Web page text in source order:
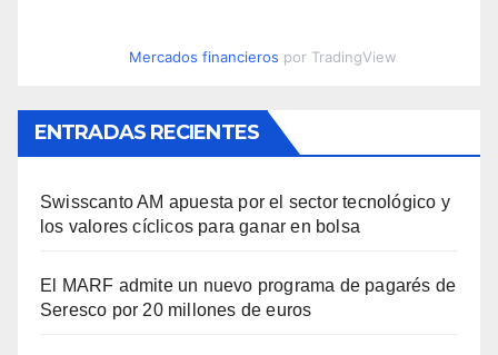
Mercados financieros por TradingView
ENTRADAS RECIENTES
Swisscanto AM apuesta por el sector tecnológico y
los valores cíclicos para ganar en bolsa
El MARF admite un nuevo programa de pagarés de
Seresco por 20 millones de euros